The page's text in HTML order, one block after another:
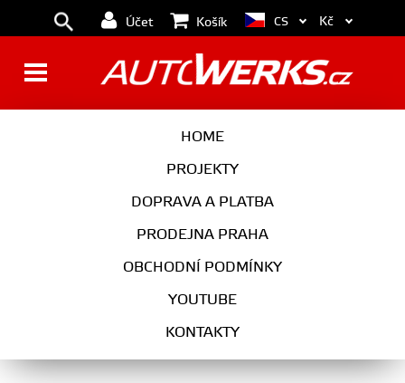
Účet Košík
HOME
PROJEKTY
DOPRAVA A PLATBA
PRODEJNA PRAHA
OBCHODNÍ PODMÍNKY
YOUTUBE
KONTAKTY
CS Kč
GOLF 7 (2013-2019 )